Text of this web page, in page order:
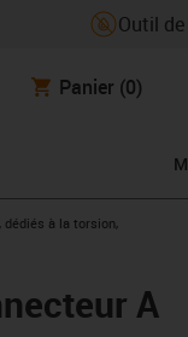
Outil
Panier (0)
dédiés à la torsion,
A